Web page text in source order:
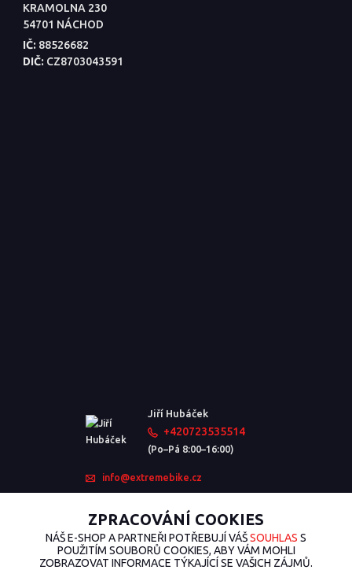
KRAMOLNA 230
54701 NÁCHOD
IČ: 88526682
DIČ: CZ8703043591
Jiří Hubáček
+420723535514
(Po–Pá 8:00–16:00)
info@extremebike.cz
ZPRACOVÁNÍ COOKIES
NÁŠ E-SHOP A PARTNEŘI POTŘEBUJÍ VÁŠSOUHLAS S
POUŽITÍM SOUBORŮ COOKIES, ABY VÁM MOHLI
ZOBRAZOVAT INFORMACE TÝKAJÍCÍ SE VAŠICH ZÁJMŮ.